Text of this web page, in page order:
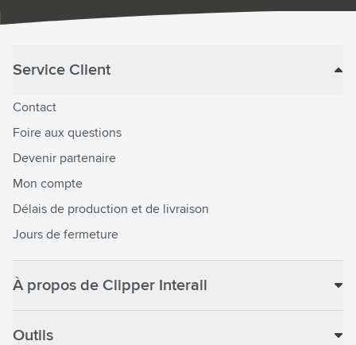
Service Client
Contact
Foire aux questions
Devenir partenaire
Mon compte
Délais de production et de livraison
Jours de fermeture
À propos de Clipper Interall
Outils